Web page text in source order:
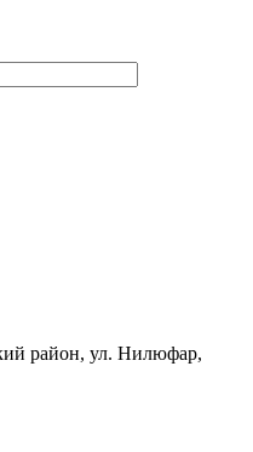
район, ул. Нилюфар,